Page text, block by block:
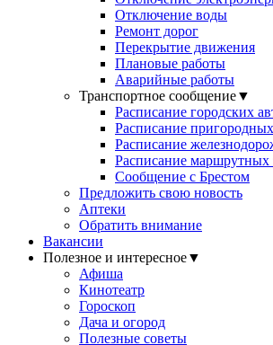
Отключение воды
Ремонт дорог
Перекрытие движения
Плановые работы
Аварийные работы
Транспортное сообщение▼
Расписание городских
Расписание
Расписание
Расписание маршрутных
Сообщение с Брестом
Предложить свою новость
Аптеки
Обратить внимание
Вакансии
Полезное и интересное▼
Афиша
Кинотеатр
Гороскоп
Дача и огород
Полезные советы